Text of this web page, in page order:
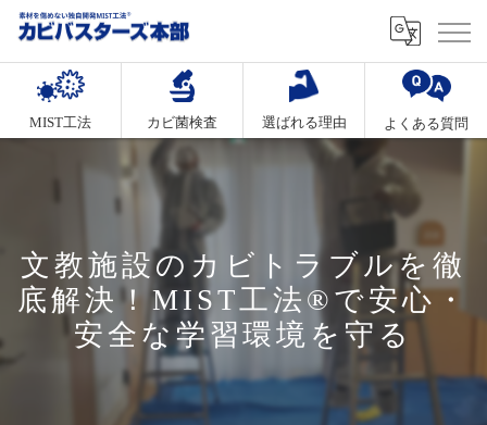
MIST工法 カビ菌検査 選ばれる理由 よくある質問
文教施設のカビトラブルを徹
底解決！MIST工法®で安心・
安全な学習環境を守る